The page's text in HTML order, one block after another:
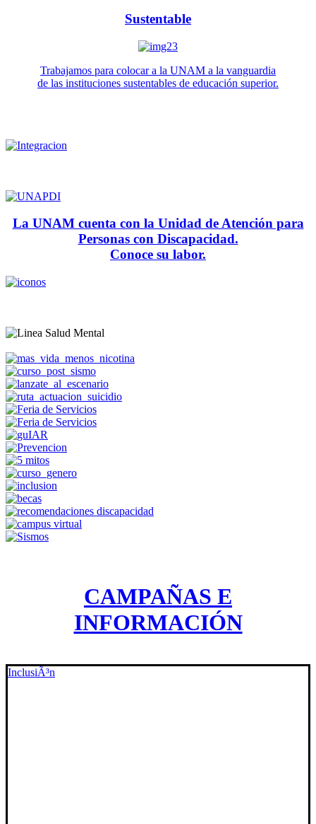
Sustentable
Trabajamos para colocar a la UNAM a la vanguardia
de las instituciones sustentables de educación superior.
La UNAM cuenta con la Unidad de Atención para
Personas con Discapacidad.
Conoce su labor.
CAMPAÑAS E
INFORMACIÓN
InclusiÃ³n